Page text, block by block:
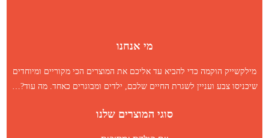
מי אנחנו
מילקשייק הוקמה כדי להביא עד אליכם את המוצרים הכי מקוריים ומיוחדים
שיכניסו צבע ועניין לשגרת החיים שלכם, ילדים ומבוגרים כאחד.מה עוד?…
סוגי המוצרים שלנו